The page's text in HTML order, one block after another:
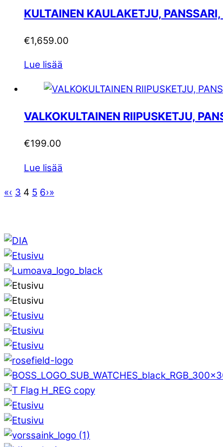
KULTAINEN KAULAKETJU,
€1,659.00
Lue lisää
VALKOKULTAINEN RIIPUSKETJU,
€199.00
Lue lisää
«‹ 3 4 5 6›»